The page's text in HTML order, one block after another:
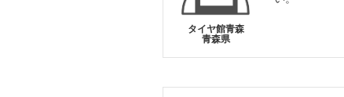
タイヤ館青森
青森県